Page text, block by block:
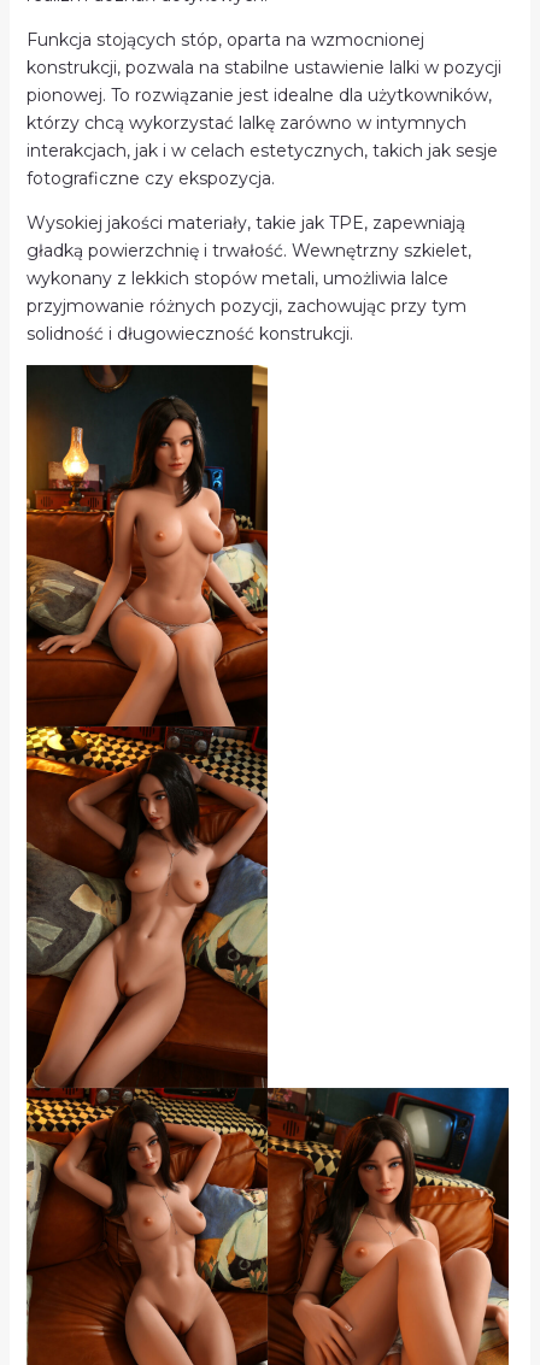
Funkcja stojących stóp, oparta na wzmocnionej
konstrukcji, pozwala na stabilne ustawienie lalki w pozycji
pionowej. To rozwiązanie jest idealne dla użytkowników,
którzy chcą wykorzystać lalkę zarówno w intymnych
interakcjach, jak i w celach estetycznych, takich jak sesje
fotograficzne czy ekspozycja.
Wysokiej jakości materiały, takie jak TPE, zapewniają
gładką powierzchnię i trwałość. Wewnętrzny szkielet,
wykonany z lekkich stopów metali, umożliwia lalce
przyjmowanie różnych pozycji, zachowując przy tym
solidność i długowieczność konstrukcji.